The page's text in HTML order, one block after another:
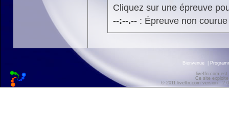
Cliquez sur une épreuve
--:--.--: Épreuve non
Bienvenue
liveffn.com est
Ce site
© 2011 liveffn.com version :